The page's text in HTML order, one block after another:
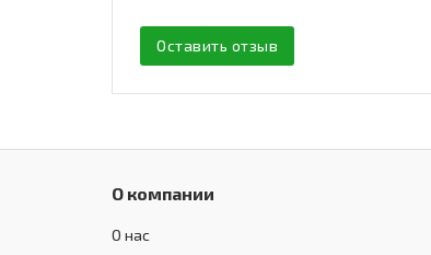
Оставить отзыв
О компании
О нас